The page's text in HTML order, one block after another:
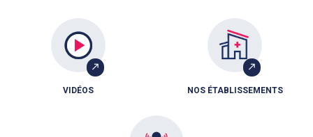
VIDÉOS NOS ÉTABLISSEMENTS